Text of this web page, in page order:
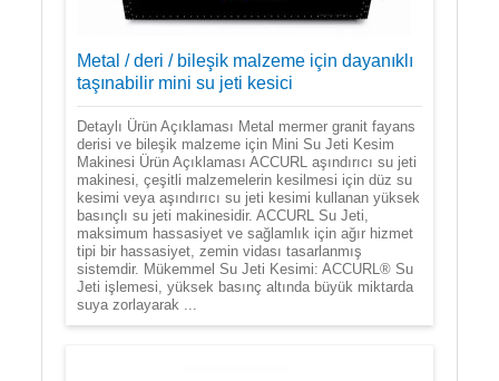
Metal / deri / bileşik malzeme için dayanıklı
taşınabilir mini su jeti kesici
Detaylı Ürün Açıklaması Metal mermer granit fayans
derisi ve bileşik malzeme için Mini Su Jeti Kesim
Makinesi Ürün Açıklaması ACCURL aşındırıcı su jeti
makinesi, çeşitli malzemelerin kesilmesi için düz su
kesimi veya aşındırıcı su jeti kesimi kullanan yüksek
basınçlı su jeti makinesidir. ACCURL Su Jeti,
maksimum hassasiyet ve sağlamlık için ağır hizmet
tipi bir hassasiyet, zemin vidası tasarlanmış
sistemdir. Mükemmel Su Jeti Kesimi: ACCURL® Su
Jeti işlemesi, yüksek basınç altında büyük miktarda
suya zorlayarak ...